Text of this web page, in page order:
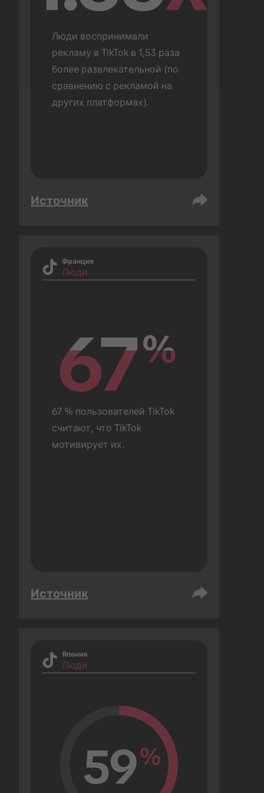
Люди воспринимали
рекламу в TikTok в 1,53 раза
более развлекательной (по
сравнению с рекламой на
других платформах).
Источник
Франция
Люди
67%
67%
67 % пользователей TikTok
считают, что TikTok
мотивирует их.
Источник
Япония
Люди
59%